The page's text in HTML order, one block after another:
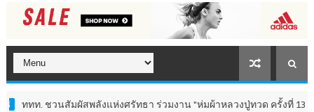
นสัมผัสพลังแห่งศรัทธา ร่วมงาน "ห่มผ้าหลวงปู่ทวด ครั้งที่ 13 ปี 2569" เ